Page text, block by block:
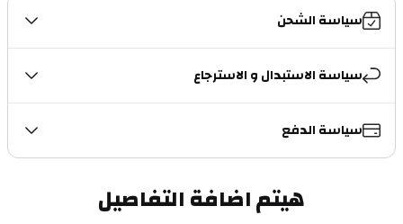
سياسة الشحن
سياسة الاستبدال و الاسترجاع
سياسة الدفع
هيتم اضافة التفاصيل